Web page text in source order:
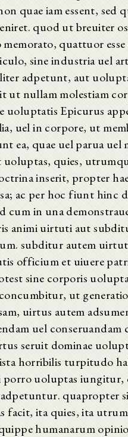
quae iam essent, sed
quod ut breuiter
quattuor esse
sine industria uel
adpetunt, aut
ut nullam molestiam
uoluptatis Epicurus
uel in corpore, ut
ea, quae uel parua
quies,
inserit, propter
ac per hoc fiunt hinc
cum in una
animi uirtuti aut
subditur autem
officium et uiuere
sine corporis
ut
uirtus autem
uel
seruit dominae
horribilis turpitudo
porro uoluptas
adpetuntur. quapropter
facit, ita quies, ita
humanarum